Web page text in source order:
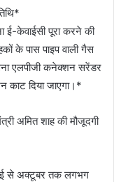
केवाईसी पूरा करने की
के पास पाइप वाली गैस
एलपीजी कनेक्शन सरेंडर
काट दिया जाएगा।*
अमित शाह की मौजूदगी
से अक्टूबर तक लगभग